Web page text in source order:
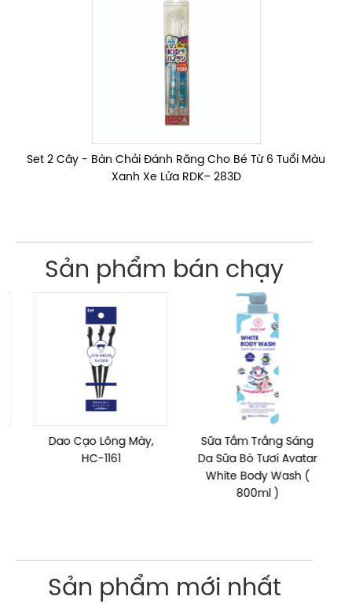
Set 2 Cây - Bàn Chải Đánh Răng Cho Bé Từ 6 Tuổi Màu
Xanh Xe Lửa RDK– 283D
Sản phẩm bán chạy
Dao Cạo Lông Mày,
HC-1161
Sữa Tắm Trắng Sáng
Da Sữa Bò Tươi Avatar
White Body Wash (
800ml )
Sản phẩm mới nhất